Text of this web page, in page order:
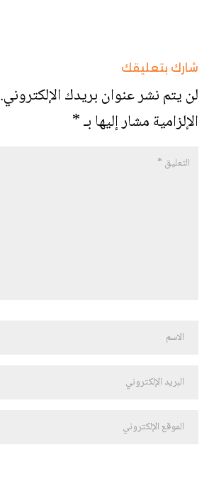
شارك بتعليقك
لن يتم نشر عنوان بريدك الإلكتروني.
الإلزامية مشار إليها بـ*